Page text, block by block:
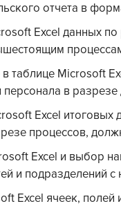
отчета в
Excel данных по
таблице Microsoft
персонала в
Excel итоговых
процессов,
Excel и выбор
и подразделений
Excel ячеек, полей